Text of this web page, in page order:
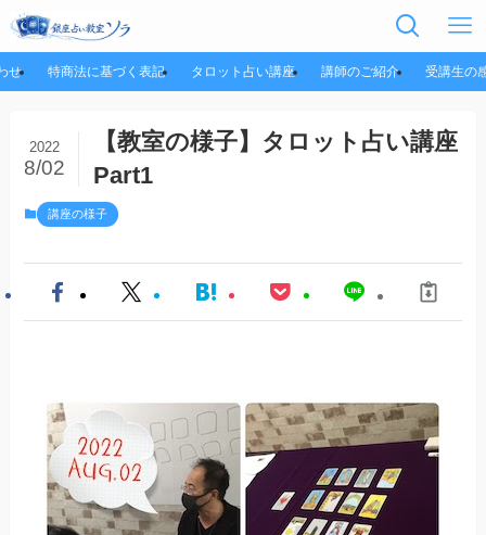
せ 特商法に基づく表記 タロット占い講座 講師のご紹介 受講生の
【教室の様子】タロット占い講座
Part1
2022
8/02
講座の様子